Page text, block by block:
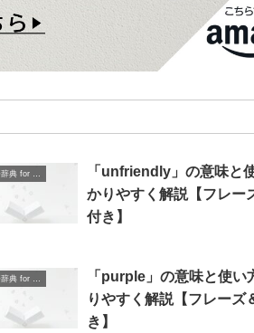
「unfriendly」の意味と
かりやすく解説【フレー
付き】
「purple」の意味と使い
りやすく解説【フレーズ
き】